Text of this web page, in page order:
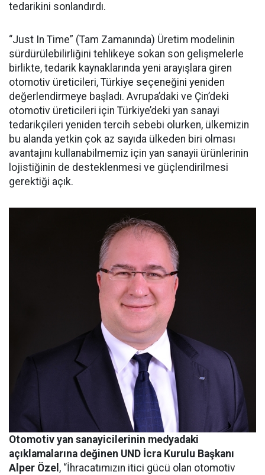
tedarikini sonlandırdı.
“Just In Time” (Tam Zamanında) Üretim modelinin
sürdürülebilirliğini tehlikeye sokan son gelişmelerle
birlikte, tedarik kaynaklarında yeni arayışlara giren
otomotiv üreticileri, Türkiye seçeneğini yeniden
değerlendirmeye başladı. Avrupa’daki ve Çin’deki
otomotiv üreticileri için Türkiye’deki yan sanayi
tedarikçileri yeniden tercih sebebi olurken, ülkemizin
bu alanda yetkin çok az sayıda ülkeden biri olması
avantajını kullanabilmemiz için yan sanayii ürünlerinin
lojistiğinin de desteklenmesi ve güçlendirilmesi
gerektiği açık.
Otomotiv yan sanayicilerinin medyadaki
açıklamalarına değinen UND İcra Kurulu Başkanı
Alper Özel , “İhracatımızın itici gücü olan otomotiv